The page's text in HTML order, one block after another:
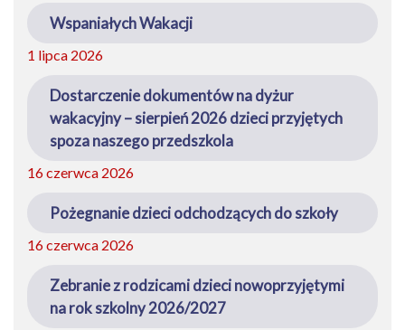
Wspaniałych Wakacji
1 lipca 2026
Dostarczenie dokumentów na dyżur
wakacyjny – sierpień 2026 dzieci przyjętych
spoza naszego przedszkola
16 czerwca 2026
Pożegnanie dzieci odchodzących do szkoły
16 czerwca 2026
Zebranie z rodzicami dzieci nowoprzyjętymi
na rok szkolny 2026/2027